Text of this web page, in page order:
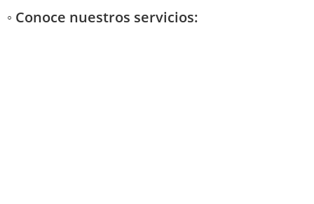
◦ Conoce nuestros servicios: